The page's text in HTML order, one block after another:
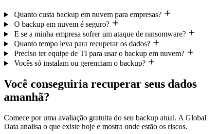
Quanto custa backup em nuvem para empresas?
O backup em nuvem é seguro?
E se a minha empresa sofrer um ataque de ransomware?
Quanto tempo leva para recuperar os dados?
Preciso ter equipe de TI para usar o backup em nuvem?
Vocês só instalam ou gerenciam o backup?
Você conseguiria recuperar seus dados
amanhã?
Comece por uma avaliação gratuita do seu backup atual. A Global
Data analisa o que existe hoje e mostra onde estão os riscos.